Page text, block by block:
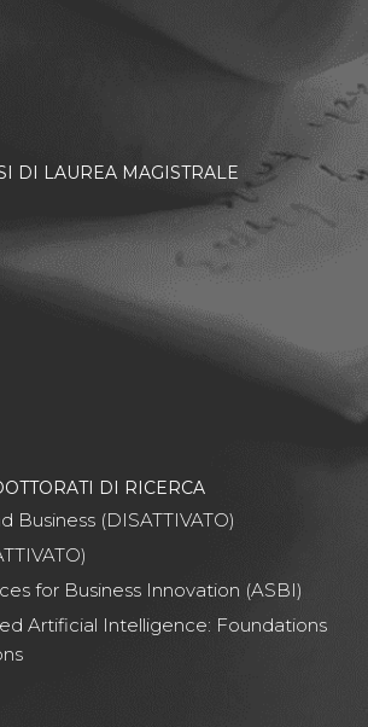
DI LAUREA MAGISTRALE
DI RICERCA
Business (DISATTIVATO)
for Business Innovation (ASBI)
Artificial Intelligence: Foundations